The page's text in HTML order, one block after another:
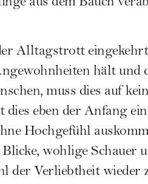
Alltagstrott
hält und
muss dies auf
dies eben der Anfang
Hochgefühl
wohlige Schauer
der Verliebtheit wieder